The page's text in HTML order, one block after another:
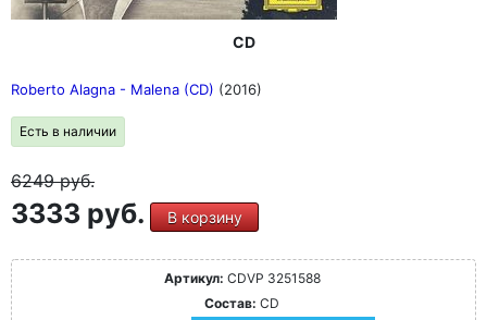
CD
Roberto Alagna - Malena (CD) (2016)
Есть в наличии
6249руб.
3333 руб. В корзину
Артикул: CDVP 3251588
Состав: CD